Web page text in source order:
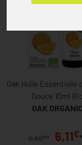
Oak Huile Essentielle
Douce 10ml
OAK ORGANIC
6,50€ * 6,11€